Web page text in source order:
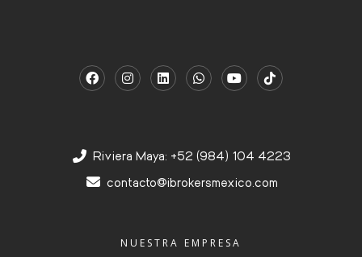
Riviera Maya: +52 (984) 104 4223
contacto@ibrokersmexico.com
NUESTRA EMPRESA